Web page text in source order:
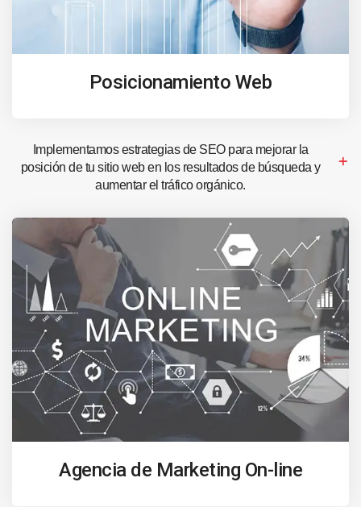
Posicionamiento Web
Implementamos estrategias de SEO para mejorar la
posición de tu sitio web en los resultados de búsqueda y
aumentar el tráfico orgánico.
Agencia de Marketing On-line